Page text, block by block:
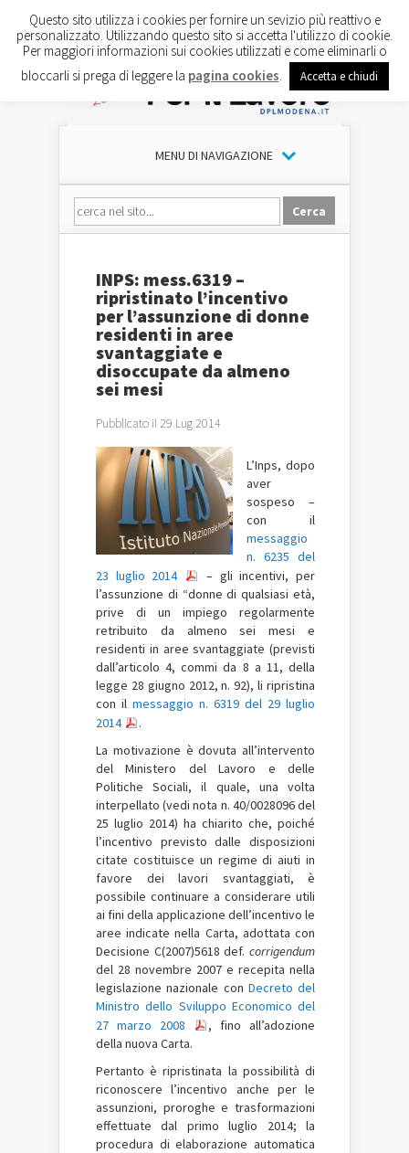
MENU DI NAVIGAZIONE
INPS: mess.6319 –
ripristinato l’incentivo
per l’assunzione di donne
residenti in aree
svantaggiate e
disoccupate da almeno
sei mesi
Pubblicato il 29 Lug 2014
L’Inps, dopo
aver
sospeso –
con il
messaggio
n. 6235 del
23 luglio 2014
– gli incentivi, per
l’assunzione di “donne di qualsiasi età,
prive di un impiego regolarmente
retribuito da almeno sei mesi e
residenti in aree svantaggiate (previsti
dall’articolo 4, commi da 8 a 11, della
legge 28 giugno 2012, n. 92), li ripristina
con il messaggio n. 6319 del 29 luglio
2014
.
La motivazione è dovuta all’intervento
del Ministero del Lavoro e delle
Politiche Sociali, il quale, una volta
interpellato (vedi nota n. 40/0028096 del
25 luglio 2014) ha chiarito che, poiché
l’incentivo previsto dalle disposizioni
citate costituisce un regime di aiuti in
favore dei lavori svantaggiati, è
possibile continuare a considerare utili
ai fini della applicazione dell’incentivo le
aree indicate nella Carta, adottata con
Decisione C(2007)5618 def. corrigendum
del 28 novembre 2007 e recepita nella
legislazione nazionale con Decreto del
Ministro dello Sviluppo Economico del
27 marzo 2008
, fino all’adozione
della nuova Carta.
Pertanto è ripristinata la possibilità di
riconoscere l’incentivo anche per le
assunzioni, proroghe e trasformazioni
effettuate dal primo luglio 2014; la
procedura di elaborazione automatica
Questo sito utilizza i cookies per fornire un sevizio più reattivo e
personalizzato. Utilizzando questo sito si accetta l'utilizzo di cookie.
Per maggiori informazioni sui cookies utilizzati e come eliminarli o
bloccarli si prega di leggere la pagina cookies Accetta e chiudi